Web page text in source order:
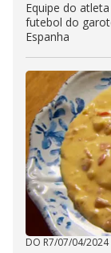
Equipe do
futebol do
Espanha
DO R7/07/04/2024